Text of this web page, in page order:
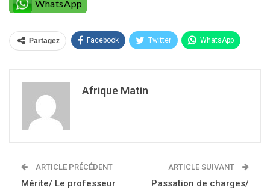
WhatsApp
Partagez Facebook Twitter WhatsApp
Afrique Matin
ARTICLE PRÉCÉDENT
Mérite/ Le professeur
ARTICLE SUIVANT
Passation de charges/